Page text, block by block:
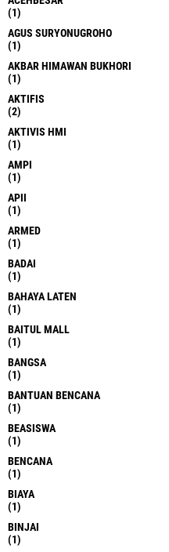
(1)
AGUS SURYONUGROHO
(1)
AKBAR HIMAWAN BUKHORI
(1)
AKTIFIS
(2)
AKTIVIS HMI
(1)
AMPI
(1)
APII
(1)
ARMED
(1)
BADAI
(1)
BAHAYA LATEN
(1)
BAITUL MALL
(1)
BANGSA
(1)
BANTUAN BENCANA
(1)
BEASISWA
(1)
BENCANA
(1)
BIAYA
(1)
BINJAI
(1)